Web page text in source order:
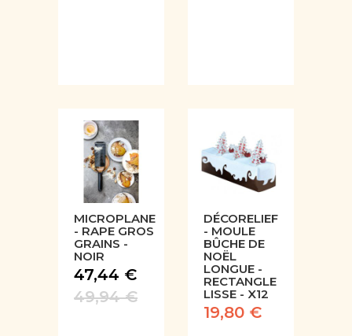
MICROPLANE
- RAPE GROS
GRAINS -
NOIR
47,44 €
49,94 €
DÉCORELIEF
- MOULE
BÛCHE DE
NOËL
LONGUE -
RECTANGLE
LISSE - X12
19,80 €